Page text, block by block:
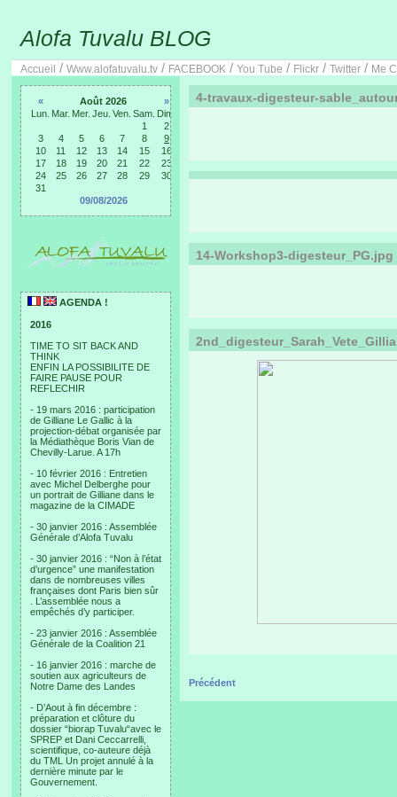
Alofa Tuvalu BLOG
Accueil / Www.alofatuvalu.tv / FACEBOOK / You Tube / Flickr / Twitter / Me
« Août 2026
»
Lun. Mar. Mer. Jeu. Ven. Sam. Dim.
1
2
3
4 5 6 7 8
9
10
11 12 13 14 15
16
17
18 19 20 21 22
23
24
25 26 27 28 29
30
31
09/08/2026
AGENDA !
2016
TIME TO SIT BACK AND
THINK
ENFIN LA POSSIBILITE DE
FAIRE PAUSE POUR
REFLECHIR
- 19 mars 2016 : participation
de Gilliane Le Gallic à la
projection-débat organisée par
la Médiathèque Boris Vian de
Chevilly-Larue. A 17h
- 10 février 2016 : Entretien
avec Michel Delberghe pour
un portrait de Gilliane dans le
magazine de la CIMADE
- 30 janvier 2016 : Assemblée
Générale d’Alofa Tuvalu
- 30 janvier 2016 : “Non à l’état
d’urgence” une manifestation
dans de nombreuses villes
françaises dont Paris bien sûr
. L’assemblée nous a
empêchés d’y participer.
- 23 janvier 2016 : Assemblée
Générale de la Coalition 21
- 16 janvier 2016 : marche de
soutien aux agriculteurs de
Notre Dame des Landes
- D’Aout à fin décembre :
préparation et clôture du
dossier “biorap Tuvalu“avec le
SPREP et Dani Ceccarrelli,
scientifique, co-auteure déjà
du TML Un projet annulé à la
dernière minute par le
Gouvernement.
4-travaux-digesteur-
14-Workshop3-digesteur_PG.jpg
Précédent